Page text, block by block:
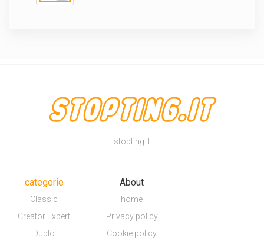
stopting.it
categorie
Classic
Creator Expert
Duplo
About
home
Privacy policy
Cookie policy